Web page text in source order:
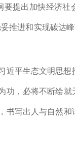
提出加快经济社
推进和实现碳达
平生态文明思想
功，必将不断绘就
书写出人与自然和